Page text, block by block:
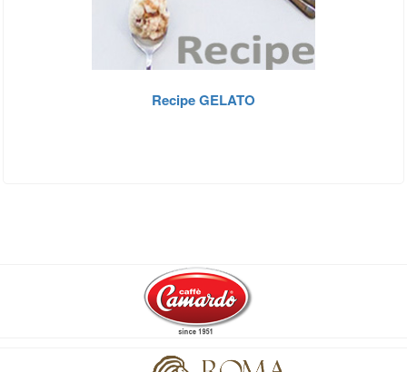
Recipe GELATO